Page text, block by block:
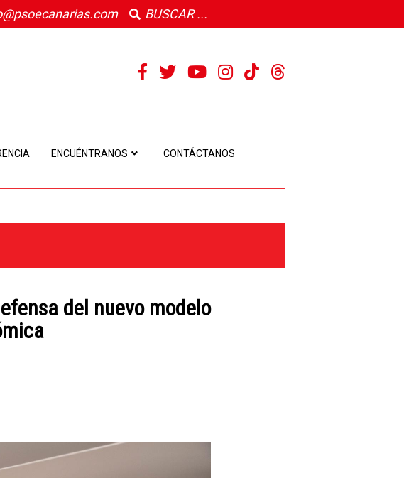
ENCUÉNTRANOS CONTÁCTANOS
del nuevo modelo